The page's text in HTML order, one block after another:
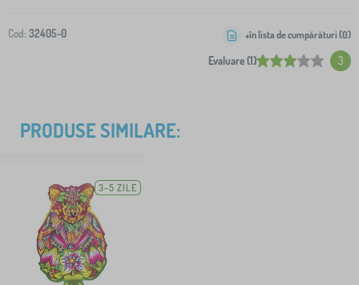
Cod: 32405-0
Evaluare (1) 3
+în lista de cumpărături (0)
PRODUSE SIMILARE:
3-5 ZILE